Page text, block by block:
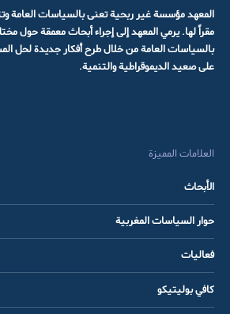
المعهد مؤسسة غير ربحية تعنى بالسياسات العامة وتتخذ من الرباط، المغرب،
مقراً لها. يرمي المعهد إلى إجراء أبحاث معمقة حول
بالسياسات العامة من خلال طرح أفكار جديدة لحل
على صعيد الديموقراطية والتنمية.
العلامات المميزة
الأبحاث
حوار السياسات المغربية
فعاليات
كافي بوليتيكو